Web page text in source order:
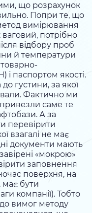
що розрахунок
Попри те, що
вимірювання
потрібно
відбору проб
й температури
паспортом якості.
густини, за якої
Фактично ми
саме те
А за
перевірити
взагалі не має
документи мають
«мокрою»
заповнення
поверхня, на
має бути
компанії). Тобто
до вимог методу